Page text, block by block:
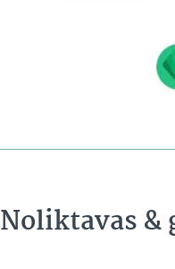
Noliktavas &